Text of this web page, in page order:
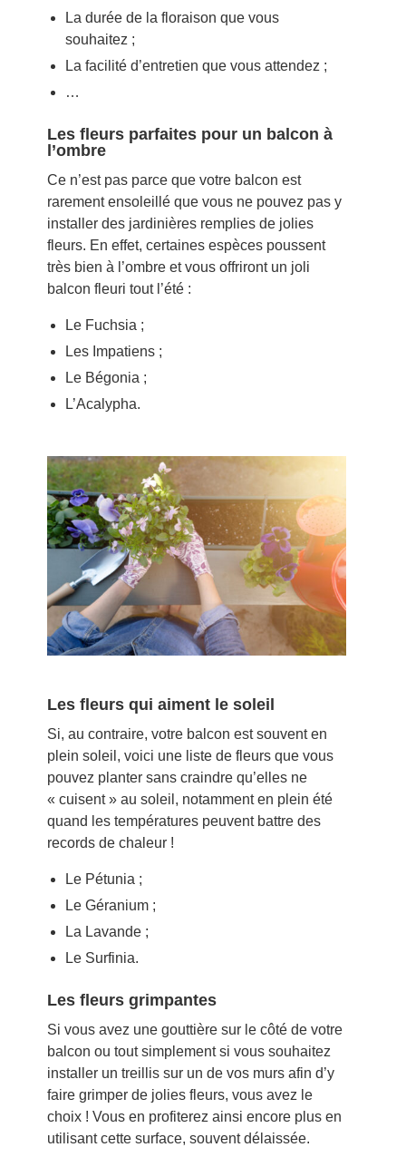
La durée de la floraison que vous
souhaitez ;
La facilité d’entretien que vous attendez ;
…
Les fleurs parfaites pour un balcon à
l’ombre
Ce n’est pas parce que votre balcon est
rarement ensoleillé que vous ne pouvez pas y
installer des jardinières remplies de jolies
fleurs. En effet, certaines espèces poussent
très bien à l’ombre et vous offriront un joli
balcon fleuri tout l’été :
Le Fuchsia ;
Les Impatiens ;
Le Bégonia ;
L’Acalypha.
Les fleurs qui aiment le soleil
Si, au contraire, votre balcon est souvent en
plein soleil, voici une liste de fleurs que vous
pouvez planter sans craindre qu’elles ne
« cuisent » au soleil, notamment en plein été
quand les températures peuvent battre des
records de chaleur !
Le Pétunia ;
Le Géranium ;
La Lavande ;
Le Surfinia.
Les fleurs grimpantes
Si vous avez une gouttière sur le côté de votre
balcon ou tout simplement si vous souhaitez
installer un treillis sur un de vos murs afin d’y
faire grimper de jolies fleurs, vous avez le
choix ! Vous en profiterez ainsi encore plus en
utilisant cette surface, souvent délaissée.